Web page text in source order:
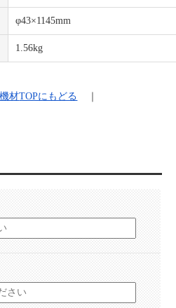
φ43×1145mm
1.56kg
材TOPにもどる